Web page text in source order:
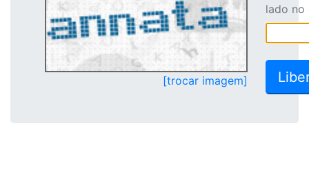
[trocar imagem]
lado no